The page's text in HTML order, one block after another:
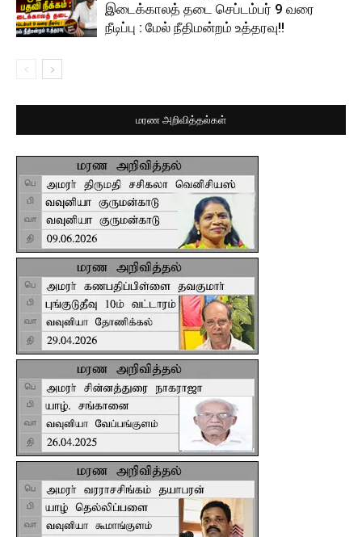
இடைக்காலத் தடை செப்டம்பர் 9 வரை
நீடிப்பு : மேல் நீதிமன்றம் உத்தரவு!!
மரண அறிவித்தல்கள்